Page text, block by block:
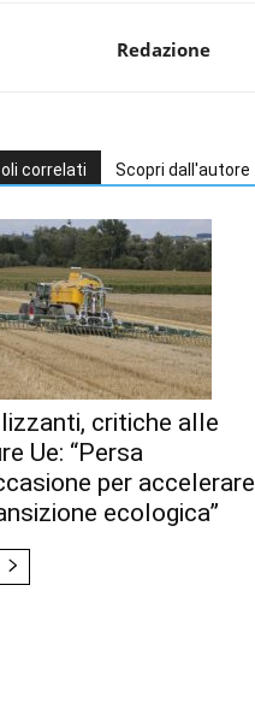
Redazione
correlati Scopri dall'autore
critiche alle
Ue: “Persa
per accelerare
ecologica”